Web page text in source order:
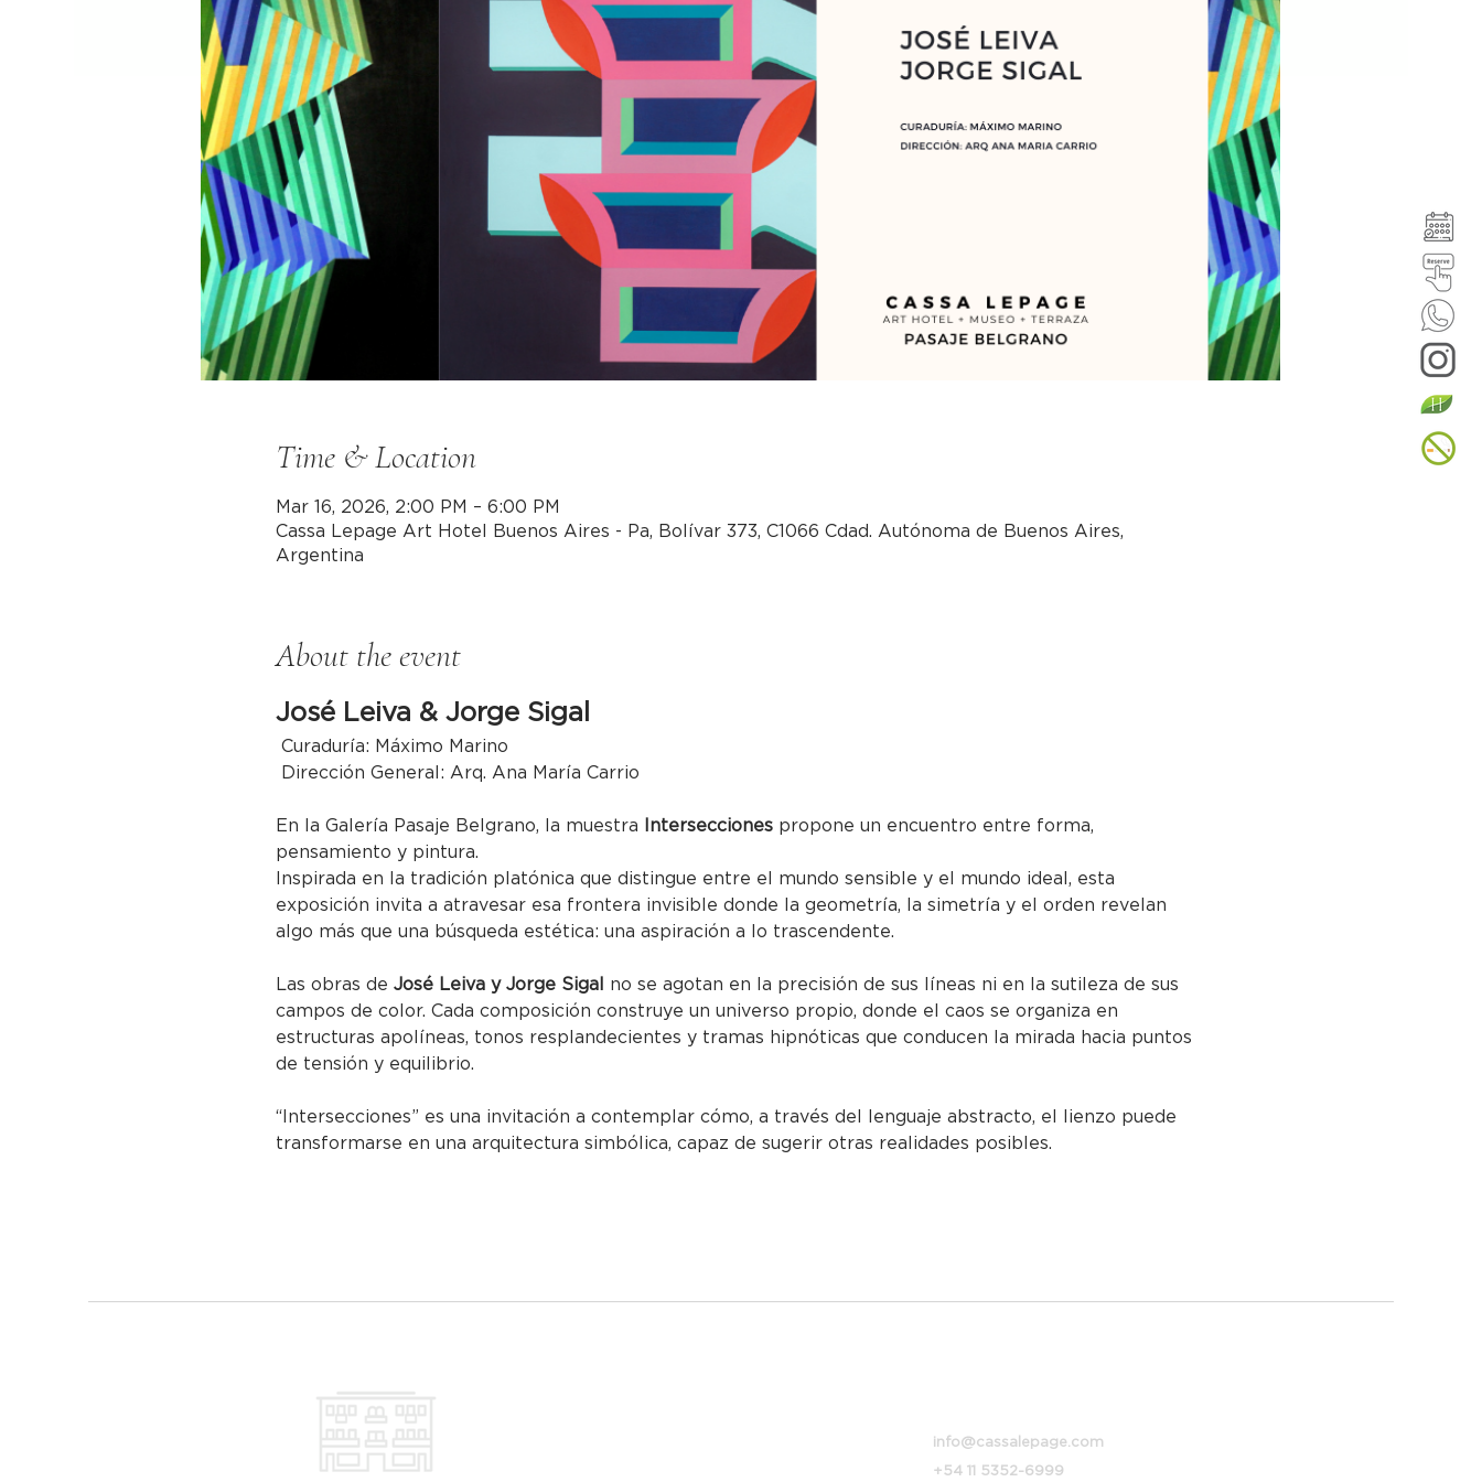
Time & Location
Mar 16, 2026, 2:00 PM – 6:00 PM
Cassa Lepage Art Hotel Buenos Aires - Pa, Bolívar 373, C1066 Cdad. Autónoma de Buenos Aires,
Argentina
About the event
José Leiva & Jorge Sigal
Curaduría: Máximo Marino
Dirección General: Arq. Ana María Carrio
En la Galería Pasaje Belgrano, la muestra Intersecciones propone un encuentro entre forma,
pensamiento y pintura.
Inspirada en la tradición platónica que distingue entre el mundo sensible y el mundo ideal, esta
exposición invita a atravesar esa frontera invisible donde la geometría, la simetría y el orden revelan
algo más que una búsqueda estética: una aspiración a lo trascendente.
Las obras de José Leiva y Jorge Sigal
no se agotan en la precisión de sus líneas ni en la sutileza de sus
campos de color. Cada composición construye un universo propio, donde el caos se organiza en
estructuras apolíneas, tonos resplandecientes y tramas hipnóticas que conducen la mirada hacia puntos
de tensión y equilibrio.
“Intersecciones” es una invitación a contemplar cómo, a través del lenguaje abstracto, el lienzo puede
transformarse en una arquitectura simbólica, capaz de sugerir otras realidades posibles.
info@cassalepage.com
+54 11 5352-6999